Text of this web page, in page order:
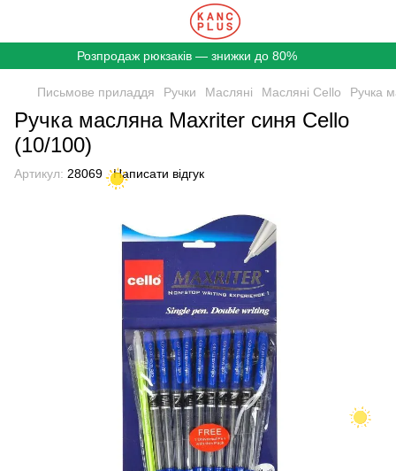
Розпродаж рюкзаків — знижки до 80%
Письмове приладдя Ручки Масляні Масляні Cello Ручка
Ручка масляна Maxriter синя Cello
(10/100)
Артикул: 28069 Написати відгук